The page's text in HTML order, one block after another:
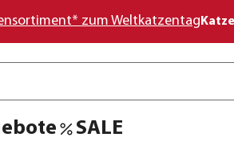
zum Weltkatzentag
SALE